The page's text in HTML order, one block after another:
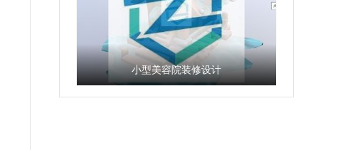
小型美容院装修设计